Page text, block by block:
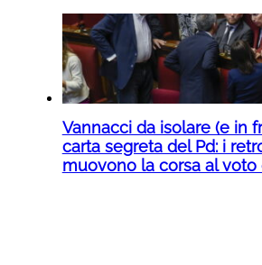
Vannacci da isolare (e in
carta segreta del Pd: i
muovono la corsa al voto